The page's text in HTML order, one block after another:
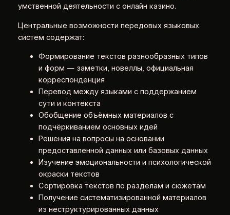
умственной деятельности с онлайн казино.
Центральные возможности передовых языковых
систем содержат:
Формирование текстов разнообразных типов
и форм — заметки, новеллы, официальная
корреспонденция
Перевод между языками с поддержанием
сути и контекста
Обобщение объёмных материалов с
подчёркиванием основных идей
Решения на вопросы на основании
предоставленной данных или базовых данных
Изучение эмоциональности и психологической
окраски текстов
Сортировка текстов по разделам и сюжетам
Получение систематизированной материалов
из неструктурированных данных